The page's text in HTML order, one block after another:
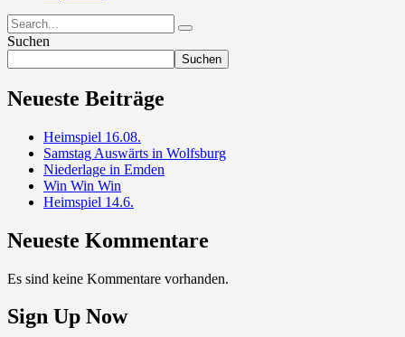
Suchen
Suchen
Neueste Beiträge
Heimspiel 16.08.
Samstag Auswärts in Wolfsburg
Niederlage in Emden
Win Win Win
Heimspiel 14.6.
Neueste Kommentare
Es sind keine Kommentare vorhanden.
Sign Up Now